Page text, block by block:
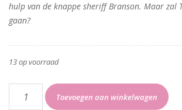
hulp van de knappe sheriff Branson. Maar zal
gaan?
13 op voorraad
Chanel
Toevoegen aan winkelwagen